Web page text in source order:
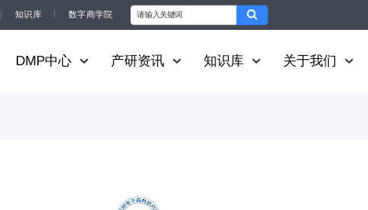
知识库 数字商学院
DMP中心 产研资讯 知识库 关于我们